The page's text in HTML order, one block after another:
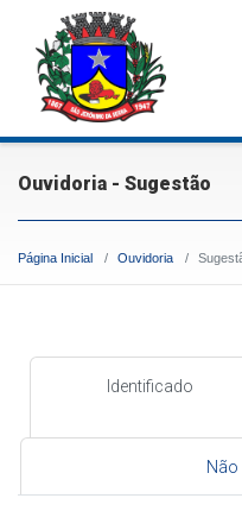
Ouvidoria - Sugestão
Página Inicial Ouvidoria
Identificado